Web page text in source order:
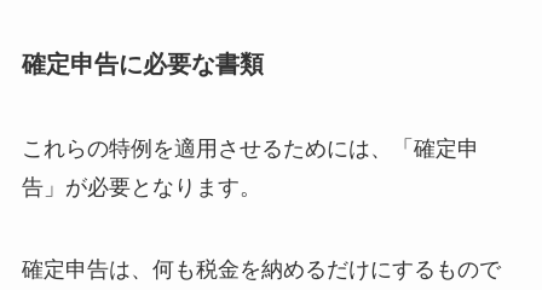
確定申告に必要な書類
これらの特例を適用させるためには、「確定申
告」が必要となります。
確定申告は、何も税金を納めるだけにするもので